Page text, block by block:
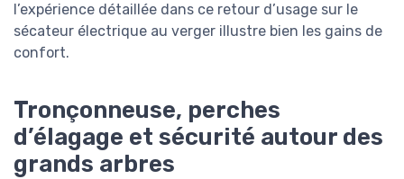
l’expérience détaillée dans ce retour d’usage sur le
sécateur électrique au verger illustre bien les gains de
confort.
Tronçonneuse, perches
d’élagage et sécurité autour des
grands arbres